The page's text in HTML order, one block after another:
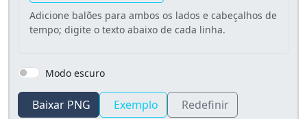
Adicione balões para ambos os lados e cabeçalhos de
tempo; digite o texto abaixo de cada linha.
Modo escuro
Baixar PNG Exemplo Redefinir